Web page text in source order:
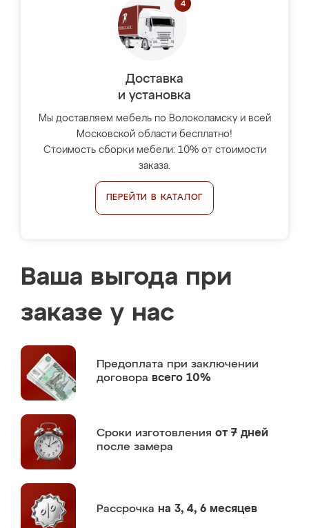
Доставка
и установка
Мы доставляем мебель по Волоколамску и всей
Московской области бесплатно!
Стоимость сборки мебели: 10% от стоимости
заказа.
ПЕРЕЙТИ В КАТАЛОГ
Ваша выгода при
заказе у нас
Предоплата при заключении
договора всего 10%
Сроки изготовления от 7 дней
после замера
Рассрочка на 3, 4, 6 месяцев